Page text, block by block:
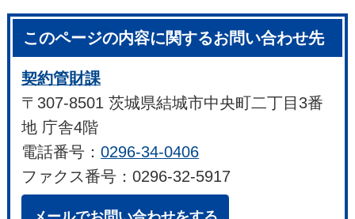
このページの内容に関するお問い合わせ先
契約管財課
〒307-8501 茨城県結城市中央町二丁目3番
地 庁舎4階
電話番号：0296-34-0406
ファクス番号：0296-32-5917